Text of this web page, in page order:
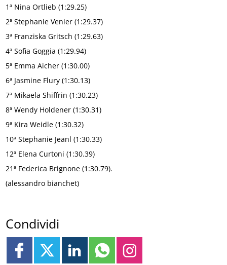
1ª Nina Ortlieb (1:29.25)
2ª Stephanie Venier (1:29.37)
3ª Franziska Gritsch (1:29.63)
4ª Sofia Goggia (1:29.94)
5ª Emma Aicher (1:30.00)
6ª Jasmine Flury (1:30.13)
7ª Mikaela Shiffrin (1:30.23)
8ª Wendy Holdener (1:30.31)
9ª Kira Weidle (1:30.32)
10ª Stephanie Jeanl (1:30.33)
12ª Elena Curtoni (1:30.39)
21ª Federica Brignone (1:30.79).
(alessandro bianchet)
Condividi